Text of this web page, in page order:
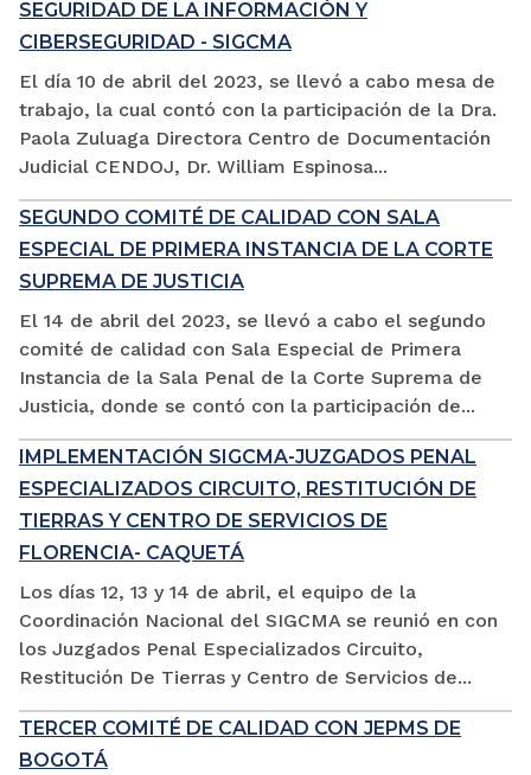
SEGURIDAD DE LA INFORMACIÓN Y
CIBERSEGURIDAD - SIGCMA
El día 10 de abril del 2023, se llevó a cabo mesa de
trabajo, la cual contó con la participación de la Dra.
Paola Zuluaga Directora Centro de Documentación
Judicial CENDOJ, Dr. William Espinosa...
SEGUNDO COMITÉ DE CALIDAD CON SALA
ESPECIAL DE PRIMERA INSTANCIA DE LA CORTE
SUPREMA DE JUSTICIA
El 14 de abril del 2023, se llevó a cabo el segundo
comité de calidad con Sala Especial de Primera
Instancia de la Sala Penal de la Corte Suprema de
Justicia, donde se contó con la participación de...
IMPLEMENTACIÓN SIGCMA-JUZGADOS PENAL
ESPECIALIZADOS CIRCUITO, RESTITUCIÓN DE
TIERRAS Y CENTRO DE SERVICIOS DE
FLORENCIA- CAQUETÁ
Los días 12, 13 y 14 de abril, el equipo de la
Coordinación Nacional del SIGCMA se reunió en con
los Juzgados Penal Especializados Circuito,
Restitución De Tierras y Centro de Servicios de...
TERCER COMITÉ DE CALIDAD CON JEPMS DE
BOGOTÁ